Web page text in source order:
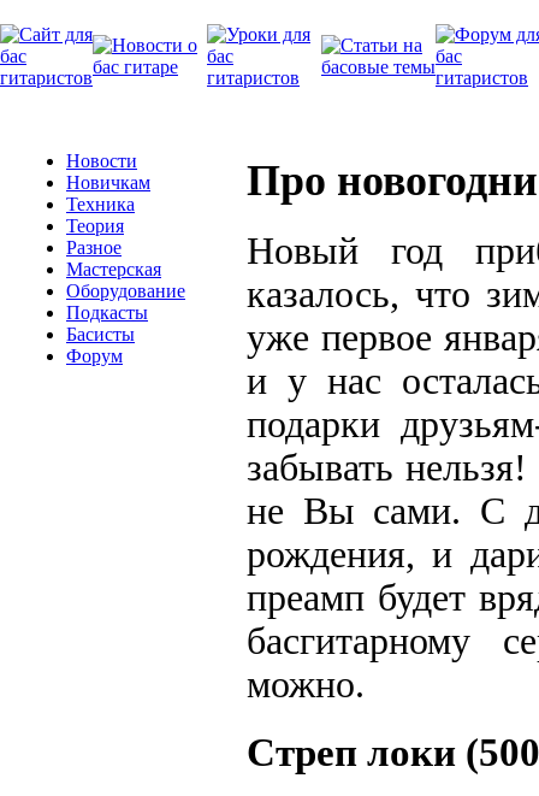
Новости
Новичкам
Техника
Теория
Разное
Мастерская
Оборудование
Подкасты
Басисты
Форум
Про
Новый год
казалось, что
уже первое
и у нас
подарки
забывать
не Вы сами. С
рождения, и
преамп будет
басгитарному
можно.
Стреп локи